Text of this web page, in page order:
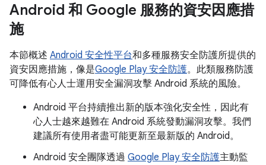
Android 和 Google 服務的資安因應措
施
本節概述 Android 安全性平台和多種服務安全防護所提供的
資安因應措施，像是Google Play 安全防護。此類服務防護
可降低有心人士運用安全漏洞攻擊 Android 系統的風險。
Android 平台持續推出新的版本強化安全性，因此有
心人士越來越難在 Android 系統發動漏洞攻擊。我們
建議所有使用者盡可能更新至最新版的 Android。
Android 安全團隊透過 Google Play 安全防護主動監